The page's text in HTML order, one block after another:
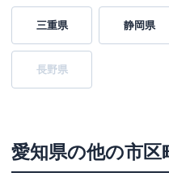
三重県 静岡県
長野県
愛知県の他の市区